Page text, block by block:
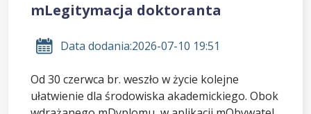
mLegitymacja doktoranta
Data dodania:2026-07-10 19:51
Od 30 czerwca br. weszło w życie kolejne
ułatwienie dla środowiska akademickiego. Obok